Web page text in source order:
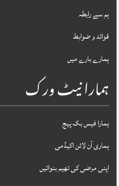
ہم سے رابطہ
قوائد و ضوابط
ہمارے بارے میں
ہمارا نیٹ ورک
ہمارا فیس بک پیج
ہماری آن لائن اکیڈمی
اپنی مرضی کی تھیم بنوائیں